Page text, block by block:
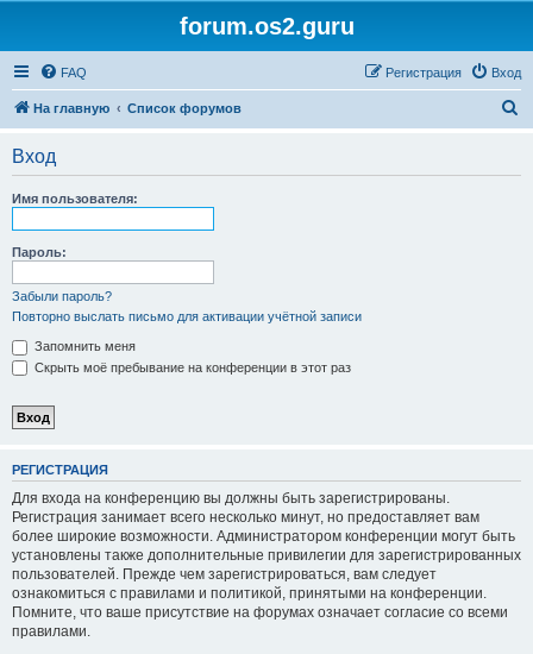
forum.os2.guru
FAQ Вход
Регистрация
На главную Список форумов
Вход
Имя пользователя:
Пароль:
Забыли пароль?
Повторно выслать письмо для активации учётной записи
Запомнить меня
Скрыть моё пребывание на конференции в этот раз
РЕГИСТРАЦИЯ
Для входа на конференцию вы должны быть зарегистрированы.
Регистрация занимает всего несколько минут, но предоставляет вам
более широкие возможности. Администратором конференции могут быть
установлены также дополнительные привилегии для зарегистрированных
пользователей. Прежде чем зарегистрироваться, вам следует
ознакомиться с правилами и политикой, принятыми на конференции.
Помните, что ваше присутствие на форумах означает согласие со всеми
правилами.